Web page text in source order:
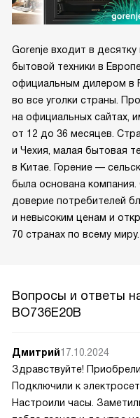
Gorenje входит в
бытовой техники в
официальным дилером в
во все уголки страны.
на официальных сайтах,
от 12 до 36 месяцев.
и Чехия, малая бытовая
в Китае. Горение —
была основана
доверие потребителей
и невысоким ценам и
70 странах по всему миру.
Вопросы и ответы
BO736E20B
Дмитрий17.10.2024
Здравствуйте!
Подключили к
Настроили часы.